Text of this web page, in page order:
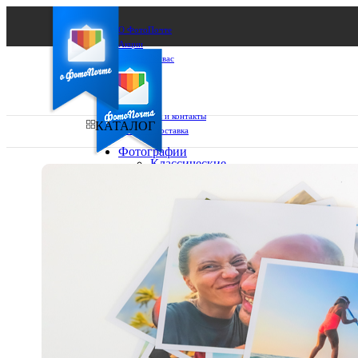
О ФотоПочте
Акции
Сделаем за вас
Бизнесу
FAQ
Франшиза
Поддержка и контакты
Оплата и доставка
Выберите из списка:
КАТАЛОГ
Фотографии
Классические
10х15
15х15
15х20
20х20
20х30
30х30
30х40
Фото
в